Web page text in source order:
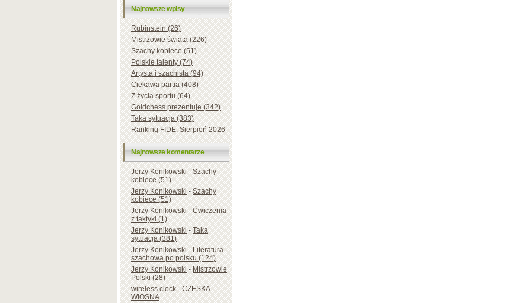
Najnowsze wpisy
Rubinstein (26)
Mistrzowie świata (226)
Szachy kobiece (51)
Polskie talenty (74)
Artysta i szachista (94)
Ciekawa partia (408)
Z życia sportu (64)
Goldchess prezentuje (342)
Taka sytuacja (383)
Ranking FIDE: Sierpień 2026
Najnowsze komentarze
Jerzy Konikowski-Szachy
kobiece (51)
Jerzy Konikowski-Szachy
kobiece (51)
Jerzy Konikowski-Ćwiczenia
z taktyki (1)
Jerzy Konikowski-Taka
sytuacja (381)
Jerzy Konikowski-Literatura
szachowa po polsku (124)
Jerzy Konikowski-Mistrzowie
Polski (28)
wireless clock-CZESKA
WIOSNA